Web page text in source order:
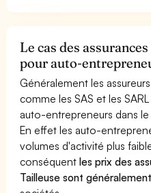
Le cas des
pour auto-
Généralement les
comme les SAS et les
auto-entrepreneurs dans
En effet les auto-
volumes d'activité plus
conséquentles prix des
Tailleuse sont